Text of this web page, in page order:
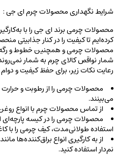
شرایط نگهداری محصولات چرم ای جی :
محصولات چرمی برند ای جی را با
کرده‌ایم تا کیفیت را در کنار جذابیتی
محصولات چرمی و همچنین خطوط و
شمار نواقص کالای چرم به شمار
رعایت نکات زیر، برای حفظ کیفیت و
محصولات چرمی را از رطوبت و
می‌بینند.
از تماس محصولات چرم با انواع
محصولات چرمی را در کیسه‌
استفاده طولانی‌مدت، کیف‌ چرمی را با
از به کارگیری انواع براق‌کننده‌ها
نم‌دار استفاده کنید.